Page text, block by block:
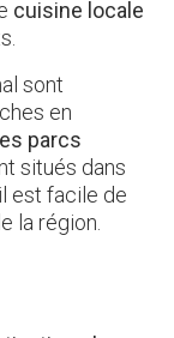
cuisine locale
sont
en
parcs
situés dans
est facile de
la région.